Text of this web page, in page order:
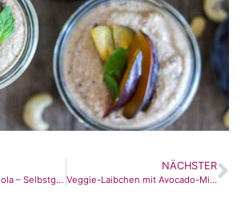
Schoko-Kokos-Granola – Selbstgemachtes Knuspermüsli
NÄCHSTER
Veggie-Laibchen mit Avocado-Minz-Dip